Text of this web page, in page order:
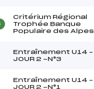
Critérium Régional
Trophée Banque
Populaire des Alpes
Entraînement U14 –
JOUR 2 -N°3
Entraînement U14 –
JOUR 2 -N°1